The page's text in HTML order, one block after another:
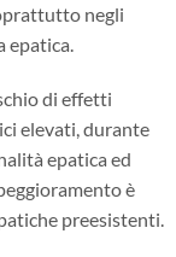
negli
epatica.
di effetti
elevati, durante
epatica ed
è
preesistenti.